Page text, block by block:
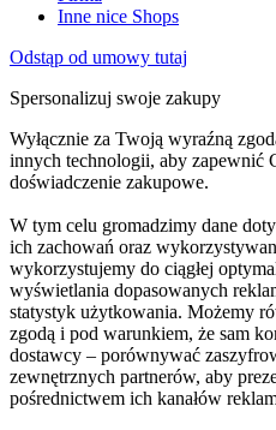
Inne nice Shops
Odstąp od umowy tutaj
Spersonalizuj swoje zakupy
Wyłącznie za Twoją wyraźną
innych technologii, aby zapewnić
doświadczenie zakupowe.
W tym celu gromadzimy dane
ich zachowań oraz
wykorzystujemy do ciągłej
wyświetlania dopasowanych
statystyk użytkowania. Możemy
zgodą i pod warunkiem, że sam
dostawcy – porównywać
zewnętrznych partnerów, aby
pośrednictwem ich kanałów